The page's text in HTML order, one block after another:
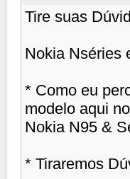
Tire suas
Nokia Nséries
* Como eu
modelo aqui
Nokia N95 &
* Tiraremos